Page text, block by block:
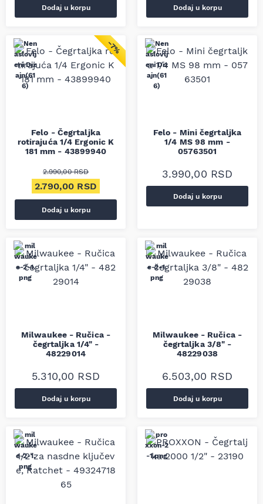
Dodaj u korpu Dodaj u korpu
−7%
Felo - Čegrtaljka
rotirajuća 1/4 Ergonic K
181 mm - 43899940
2.990,00RSD
Originalna cena je bila: 2.990,00 RSD.
2.790,00 RSD Trenutna cena je: 2.790,00 RSD.
Dodaj u korpu
Felo - Mini čegrtaljka
1/4 MS 98 mm -
05763501
3.990,00 RSD
Dodaj u korpu
Milwaukee - Ručica -
čegrtaljka 1/4" -
48229014
5.310,00 RSD
Dodaj u korpu
Milwaukee - Ručica -
čegrtaljka 3/8" -
48229038
6.503,00 RSD
Dodaj u korpu